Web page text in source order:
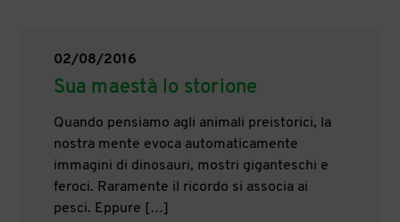
02/08/2016
Sua maestà lo storione
Quando pensiamo agli animali preistorici, la
nostra mente evoca automaticamente
immagini di dinosauri, mostri giganteschi e
feroci. Raramente il ricordo si associa ai
pesci. Eppure […]